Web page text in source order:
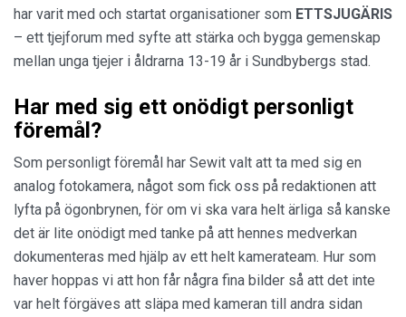
har varit med och startat organisationer som ETTSJUGÄRIS
– ett tjejforum med syfte att stärka och bygga gemenskap
mellan unga tjejer i åldrarna 13-19 år i Sundbybergs stad.
Har med sig ett onödigt personligt
föremål?
Som personligt föremål har Sewit valt att ta med sig en
analog fotokamera, något som fick oss på redaktionen att
lyfta på ögonbrynen, för om vi ska vara helt ärliga så kanske
det är lite onödigt med tanke på att hennes medverkan
dokumenteras med hjälp av ett helt kamerateam. Hur som
haver hoppas vi att hon får några fina bilder så att det inte
var helt förgäves att släpa med kameran till andra sidan